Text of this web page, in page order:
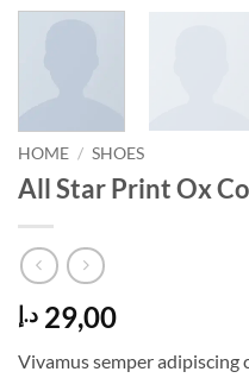
HOME / SHOES
All Star Print Ox
29,00 د.إ
Vivamus semper adipiscing